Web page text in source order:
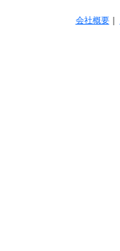
会社概要｜